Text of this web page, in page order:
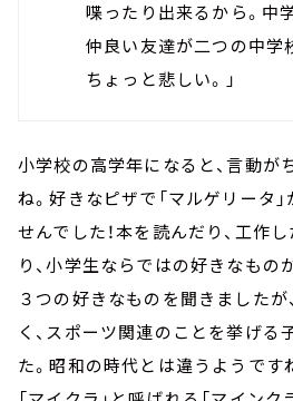
喋ったり出来るから。中
仲良い友達が二つの中学
ちょっと悲しい。」
小学校の高学年になると、言動が
ね。好きなピザで「マルゲリータ
せんでした！本を読んだり、工作
り、小学生ならではの好きなもの
３つの好きなものを聞きましたが
く、スポーツ関連のことを挙げる
た。昭和の時代とは違うようです